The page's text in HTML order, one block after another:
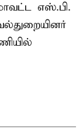
எஸ்.பி.